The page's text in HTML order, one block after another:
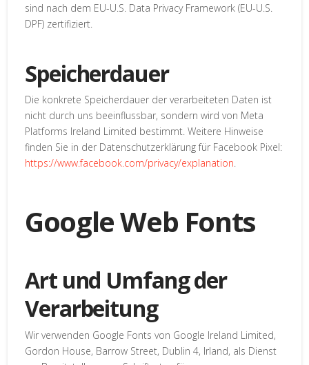
sind nach dem EU-U.S. Data Privacy Framework (EU-U.S.
DPF) zertifiziert.
Speicherdauer
Die konkrete Speicherdauer der verarbeiteten Daten ist
nicht durch uns beeinflussbar, sondern wird von Meta
Platforms Ireland Limited bestimmt. Weitere Hinweise
finden Sie in der Datenschutzerklärung für Facebook Pixel:
https://www.facebook.com/privacy/explanation.
Google Web Fonts
Art und Umfang der
Verarbeitung
Wir verwenden Google Fonts von Google Ireland Limited,
Gordon House, Barrow Street, Dublin 4, Irland, als Dienst